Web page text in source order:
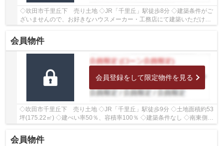
◇吹田市千里丘下 売り土地 ◇JR「千里丘」駅徒歩8分 ◇建築条件がご
ざいませんので、お好きなハウスメーカー・工務店にて建築いただけま
す ◇土地面積約49.91坪(165㎡) ◇建ぺい率50％、...
会員物件
会員登録をして限定物件を見る
◇吹田市千里丘下 売り土地 ◇JR「千里丘」駅徒歩9分 ◇土地面積約53
坪(175.22㎡) ◇建ぺい率50％、容積率100％ ◇建築条件なし ◇南東側に
幅員約4.2ｍの公道に約7.5ｍ、北東側に幅員約4.6...
会員物件